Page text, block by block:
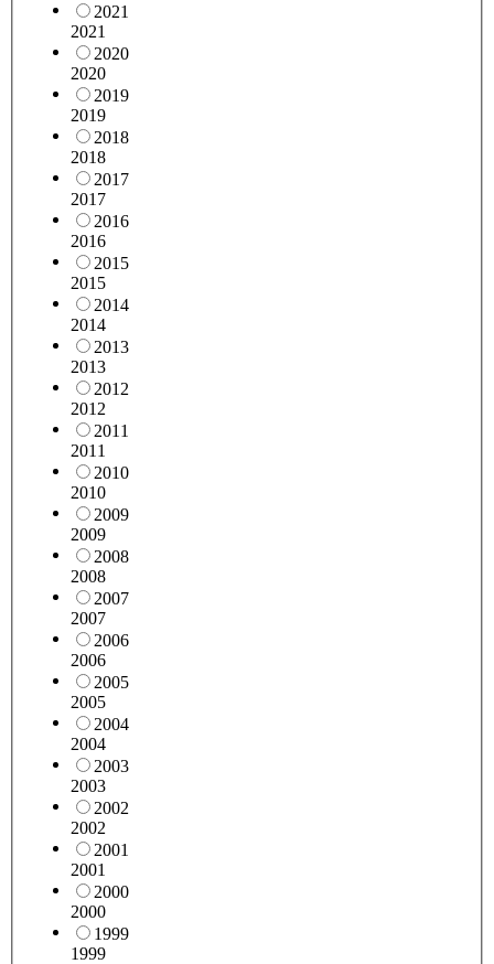
2021
2021
2020
2020
2019
2019
2018
2018
2017
2017
2016
2016
2015
2015
2014
2014
2013
2013
2012
2012
2011
2011
2010
2010
2009
2009
2008
2008
2007
2007
2006
2006
2005
2005
2004
2004
2003
2003
2002
2002
2001
2001
2000
2000
1999
1999